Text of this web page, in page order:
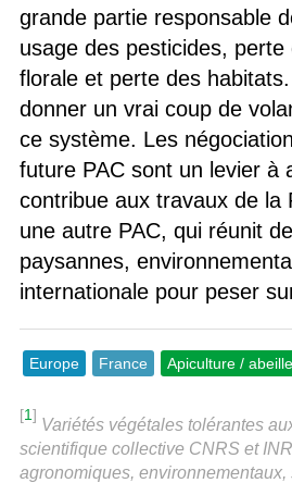
grande partie responsable
usage des pesticides, perte
florale et perte des
donner un vrai coup de
ce système. Les
future PAC sont un levier à
contribue aux travaux de la
une autre PAC, qui réunit
paysannes,
internationale pour peser
Europe France Apiculture /
[1]
Variétés végétales tolérantes
scientifique collective CNRS et
agronomiques,